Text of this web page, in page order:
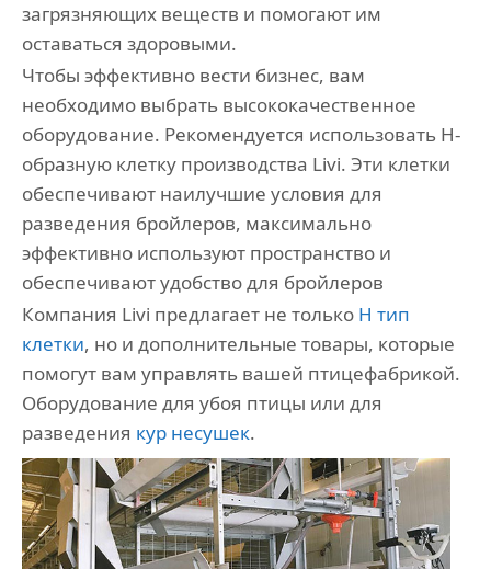
загрязняющих веществ и помогают им
оставаться здоровыми.
Чтобы эффективно вести бизнес, вам
необходимо выбрать высококачественное
оборудование. Рекомендуется использовать Н-
образную клетку производства Livi. Эти клетки
обеспечивают наилучшие условия для
разведения бройлеров, максимально
эффективно используют пространство и
обеспечивают удобство для бройлеров
Компания Livi предлагает не только Н тип
клетки, но и дополнительные товары, которые
помогут вам управлять вашей птицефабрикой.
Оборудование для убоя птицы или для
разведения кур несушек.